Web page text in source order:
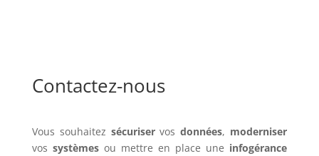
Contactez-nous
Vous souhaitez sécuriservosdonnées, moderniser
vos systèmesou mettre en place une infogérance